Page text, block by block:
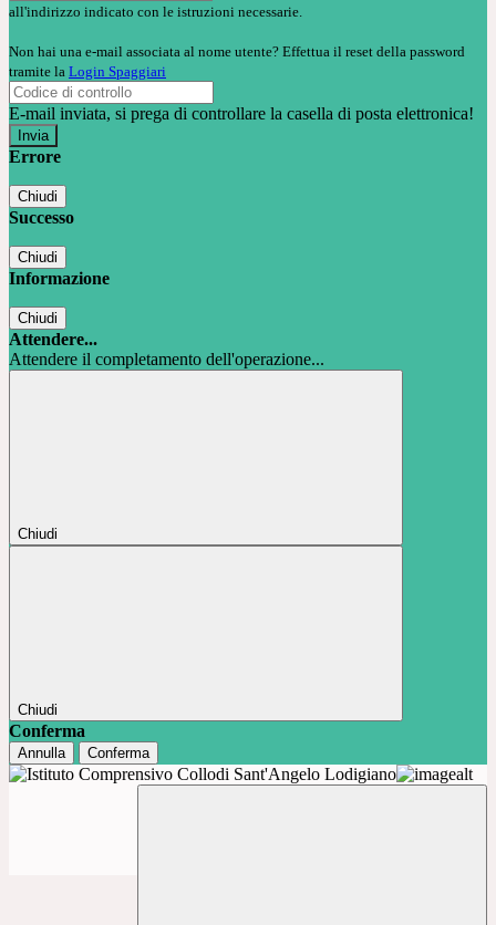
all'indirizzo indicato con le istruzioni necessarie.
Non hai una e-mail associata al nome utente? Effettua il reset della password
tramite la Login Spaggiari
E-mail inviata, si prega di controllare la casella di posta elettronica!
Errore
Chiudi
Successo
Chiudi
Informazione
Chiudi
Attendere...
Attendere il completamento dell'operazione...
Chiudi
Chiudi
Conferma
Annulla Conferma